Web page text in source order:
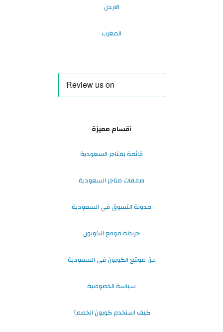
الاردن
المغرب
أقسام مميزة
قائمة بمتاجر السعودية
صفقات متاجر السعودية
مدونة التسوق في السعودية
خريطة موقع الكوبون
عن موقع الكوبون في السعودية
سياسة الخصوصية
كيف استخدم كوبون الخصم؟